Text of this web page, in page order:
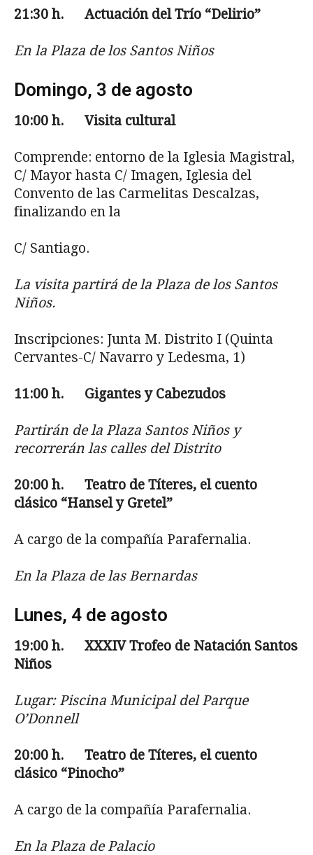
21:30 h. Actuación del Trío “Delirio”
En la Plaza de los Santos Niños
Domingo, 3 de agosto
10:00 h. Visita cultural
Comprende: entorno de la Iglesia Magistral,
C/ Mayor hasta C/ Imagen, Iglesia del
Convento de las Carmelitas Descalzas,
finalizando en la
C/ Santiago.
La visita partirá de la Plaza de los Santos
Niños.
Inscripciones: Junta M. Distrito I (Quinta
Cervantes-C/ Navarro y Ledesma, 1)
11:00 h. Gigantes y Cabezudos
Partirán de la Plaza Santos Niños y
recorrerán las calles del Distrito
20:00 h. Teatro de Títeres, el cuento
clásico “Hansel y Gretel”
A cargo de la compañía Parafernalia.
En la Plaza de las Bernardas
Lunes, 4 de agosto
19:00 h. XXXIV Trofeo de Natación Santos
Niños
Lugar: Piscina Municipal del Parque
O’Donnell
20:00 h. Teatro de Títeres, el cuento
clásico “Pinocho”
A cargo de la compañía Parafernalia.
En la Plaza de Palacio